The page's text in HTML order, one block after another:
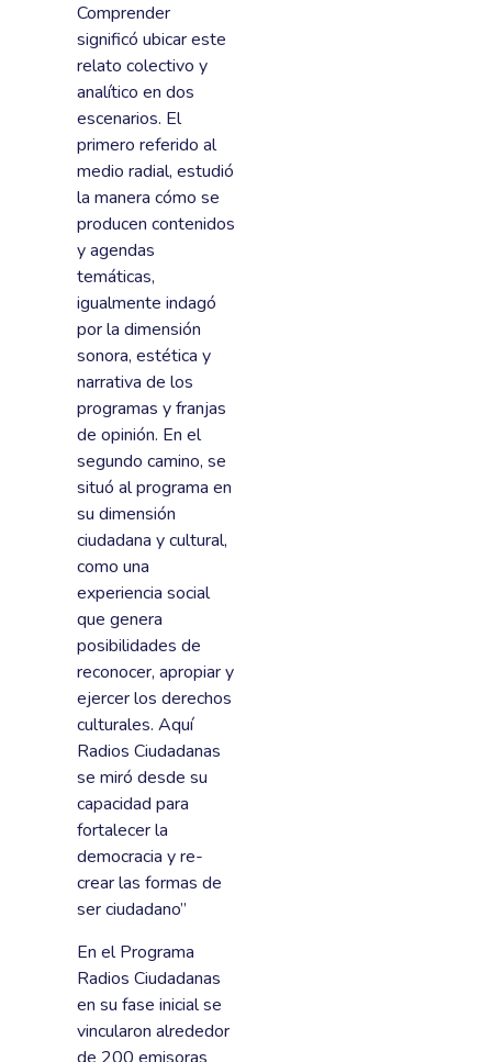
Comprender
significó ubicar este
relato colectivo y
analítico en dos
escenarios. El
primero referido al
medio radial, estudió
la manera cómo se
producen contenidos
y agendas
temáticas,
igualmente indagó
por la dimensión
sonora, estética y
narrativa de los
programas y franjas
de opinión. En el
segundo camino, se
situó al programa en
su dimensión
ciudadana y cultural,
como una
experiencia social
que genera
posibilidades de
reconocer, apropiar y
ejercer los derechos
culturales. Aquí
Radios Ciudadanas
se miró desde su
capacidad para
fortalecer la
democracia y re-
crear las formas de
ser ciudadano”
En el Programa
Radios Ciudadanas
en su fase inicial se
vincularon alrededor